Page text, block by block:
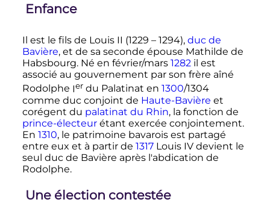
Enfance
Il est le fils de Louis II (1229 – 1294), duc de
Bavière, et de sa seconde épouse Mathilde de
Habsbourg. Né en février/mars 1282il est
associé au gouvernement par son frère aîné
Rodolphe Ierdu Palatinat en 1300/1304
comme duc conjoint de Haute-Bavière et
corégent du palatinat du Rhin, la fonction de
prince-électeurétant exercée conjointement.
En 1310, le patrimoine bavarois est partagé
entre eux et à partir de 1317 Louis IVdevient le
seul duc de Bavière après l'abdication de
Rodolphe.
Une élection contestée